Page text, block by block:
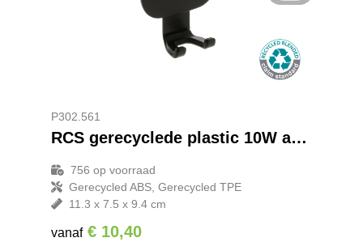
P302.561
RCS gerecyclede plastic 10W autohouder draadloos opladen
756 op voorraad
Gerecycled ABS, Gerecycled TPE
11.3 x 7.5 x 9.4 cm
vanaf € 10,40